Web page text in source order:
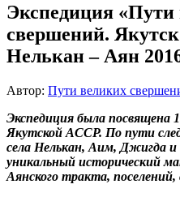
Экспедиция «Пути
свершений.
Нелькан – Аян
Автор: Пути великих
Экспедиция была посвящена
Якутской АССР. По пути
села Нелькан, Аим, Джигда и
уникальный исторический
Аянского тракта, поселений,